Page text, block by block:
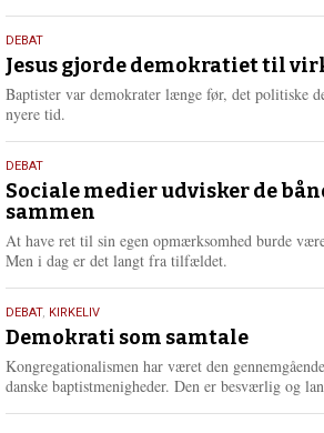
18.
maj
2026
DEBAT
Jesus gjorde demokratiet til
Baptister var demokrater længe før, det politiske
nyere tid.
18.
maj
2026
DEBAT
Sociale medier udvisker de
sammen
At have ret til sin egen opmærksomhed burde
Men i dag er det langt fra tilfældet.
18.
maj
2026
DEBAT, KIRKELIV
Demokrati som samtale
Kongregationalismen har været den
danske baptistmenigheder. Den er besværlig og